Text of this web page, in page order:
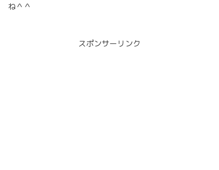
ね＾＾
スポンサーリンク